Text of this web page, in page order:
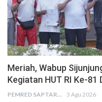
Meriah, Wabup
Kegiatan HUT RI Ke-81
PEMRED SAPTARIUS 3 Agu 2026